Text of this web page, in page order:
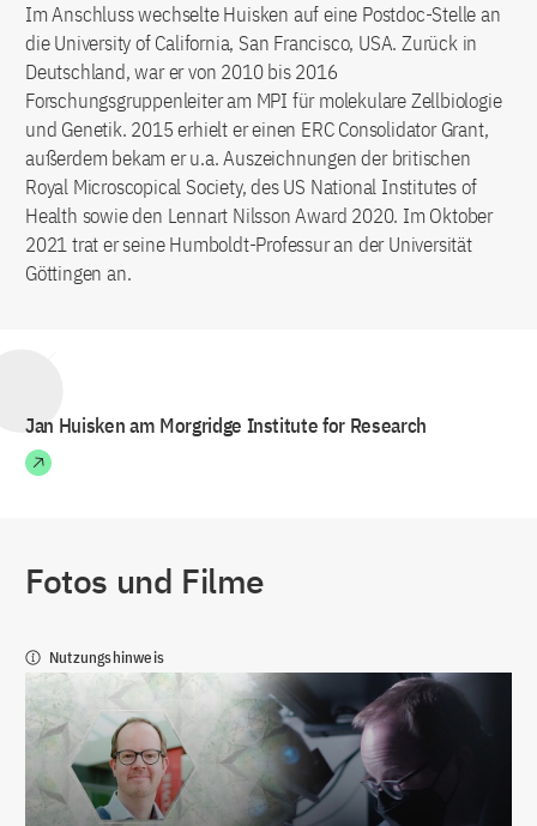
Im Anschluss wechselte Huisken auf eine Postdoc-Stelle an
die University of California, San Francisco, USA. Zurück in
Deutschland, war er von 2010 bis 2016
Forschungsgruppenleiter am MPI für molekulare Zellbiologie
und Genetik. 2015 erhielt er einen ERC Consolidator Grant,
außerdem bekam er u.a. Auszeichnungen der britischen
Royal Microscopical Society, des US National Institutes of
Health sowie den Lennart Nilsson Award 2020. Im Oktober
2021 trat er seine Humboldt-Professur an der Universität
Göttingen an.
Jan Huisken am Morgridge Institute for Research
Fotos und Filme
Nutzungshinweis